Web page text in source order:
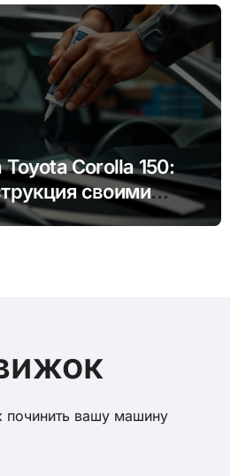
Corolla 150:
своими
починить вашу машину